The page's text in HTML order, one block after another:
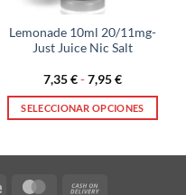
Lemonade 10ml 20/11mg-
Just Juice Nic Salt
7,35€-7,95€Rango
precios:
desde
SELECCIONAR OPCIONES
múltiples
Stripe MasterCard